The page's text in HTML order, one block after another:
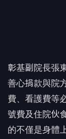
彰基副院長張
善心捐款與院
費、看護費等
號費及住院伙
的不僅是身體